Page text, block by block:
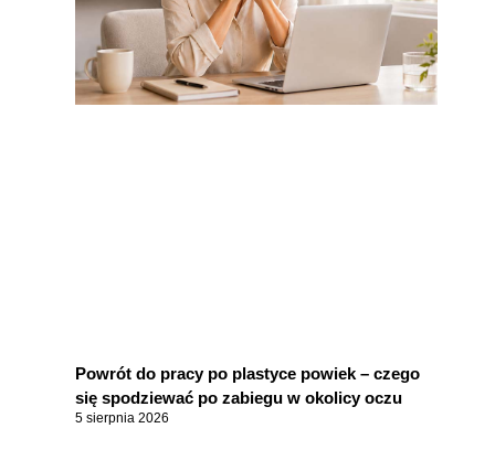
Powrót do pracy po plastyce powiek – czego
się spodziewać po zabiegu w okolicy oczu
5 sierpnia 2026